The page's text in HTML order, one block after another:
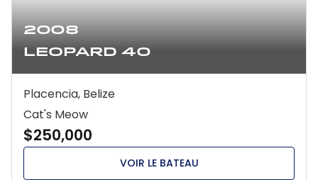
2008
Leopard 40
Placencia, Belize
Cat's Meow
$250,000
VOIR LE BATEAU